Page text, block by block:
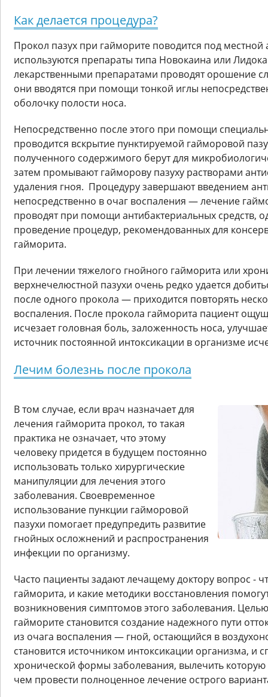
Как делается процедура?
Прокол пазух при гайморите поводится под местной
используются препараты типа Новокаина или
лекарственными препаратами проводят орошение
они вводятся при помощи тонкой иглы
оболочку полости носа.
Непосредственно после этого при помощи
проводится вскрытие пунктируемой гайморовой
полученного содержимого берут для
затем промывают гайморову пазуху растворами
удаления гноя. Процедуру завершают введением
непосредственно в очаг воспаления — лечение
проводят при помощи антибактериальных средств,
проведение процедур, рекомендованных для
гайморита.
При лечении тяжелого гнойного гайморита или
верхнечелюстной пазухи очень редко удается
после одного прокола — приходится повторять
воспаления. После прокола гайморита пациент
исчезает головная боль, заложенность носа,
источник постоянной интоксикации в организме
Лечим болезнь после прокола
В том случае, если врач назначает для
лечения гайморита прокол, то такая
практика не означает, что этому
человеку придется в будущем постоянно
использовать только хирургические
манипуляции для лечения этого
заболевания. Своевременное
использование пункции гайморовой
пазухи помогает предупредить развитие
гнойных осложнений и распространения
инфекции по организму.
Часто пациенты задают лечащему доктору вопрос -
гайморита, и какие методики восстановления
возникновения симптомов этого заболевания.
гайморите становится создание надежного пути
из очага воспаления — гной, остающийся в
становится источником интоксикации организма, и
хронической формы заболевания, вылечить которую
чем провести полноценное лечение острого